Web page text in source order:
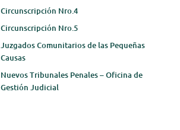
Circunscripción Nro.4
Circunscripción Nro.5
Juzgados Comunitarios de las Pequeñas
Causas
Nuevos Tribunales Penales – Oficina de
Gestión Judicial